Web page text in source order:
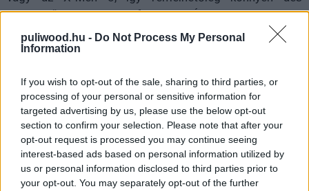
puliwood.hu - Do Not Process My Personal
Information
If you wish to opt-out of the sale, sharing to third parties, or
processing of your personal or sensitive information for
targeted advertising by us, please use the below opt-out
section to confirm your selection. Please note that after your
opt-out request is processed you may continue seeing
interest-based ads based on personal information utilized by
us or personal information disclosed to third parties prior to
your opt-out. You may separately opt-out of the further
élvezhetően oldja meg feladatát. Érdekes momentum,
hogy Kinberg producerként részt vett az első rész
munkálataiban is. Reméljük betudja az úriember szorítani
neki. A stúdió állítólag három filmben gondolkozik,
aminek utolsó darabja vezetné fel az X-Men 1
történéseit.